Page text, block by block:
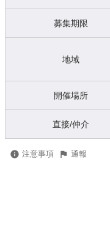
募集期限
地域
開催場所
直接/仲介
注意事項 通報